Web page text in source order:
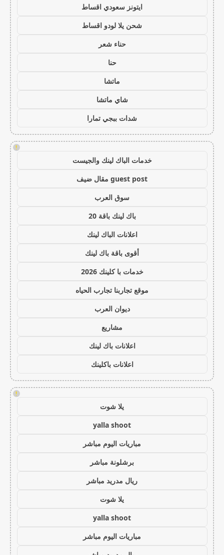
ايتونز سعودي اقساط
شحن يلا لودو اقساط
حناء شعر
حنا
ماتشا
شاي ماتشا
شدات ببجي تمارا
!
خدمات الباك لينك والجيست
guest post مقال ضيف
سوق العرب
باك لينك باقة 20
اعلانات الباك لينك
أقوى باقة باك لينك
خدمات با كلينك 2026
موقع تجاربنا تجارب الحياه
ديوان العرب
مشاريع
اعلانات باك لينك
اعلانات باكلينك
!
يلا شوت
yalla shoot
مباريات اليوم مباشر
برشلونة مباشر
ريال مدريد مباشر
يلا شوت
yalla shoot
مباريات اليوم مباشر